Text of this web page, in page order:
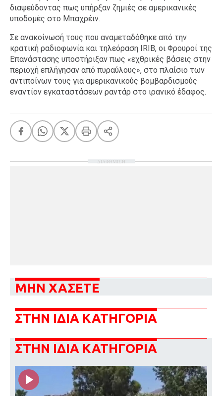
διαψεύδοντας πως υπήρξαν ζημιές σε αμερικανικές
υποδομές στο Μπαχρέιν.
Σε ανακοίνωσή τους που αναμεταδόθηκε από την
κρατική ραδιοφωνία και τηλεόραση IRIB, οι Φρουροί της
Επανάστασης υποστήριξαν πως «εχθρικές βάσεις στην
περιοχή επλήγησαν από πυραύλους», στο πλαίσιο των
αντιποίνων τους για αμερικανικούς βομβαρδισμούς
εναντίον εγκαταστάσεων ραντάρ στο ιρανικό έδαφος.
ΔΙΑΦΗΜΙΣΗ
ΜΗΝ ΧΑΣΕΤΕ
ΣΤΗΝ ΙΔΙΑ ΚΑΤΗΓΟΡΙΑ
ΣΤΗΝ ΙΔΙΑ ΚΑΤΗΓΟΡΙΑ